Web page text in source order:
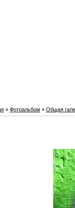
» Фотоальбом » Общая